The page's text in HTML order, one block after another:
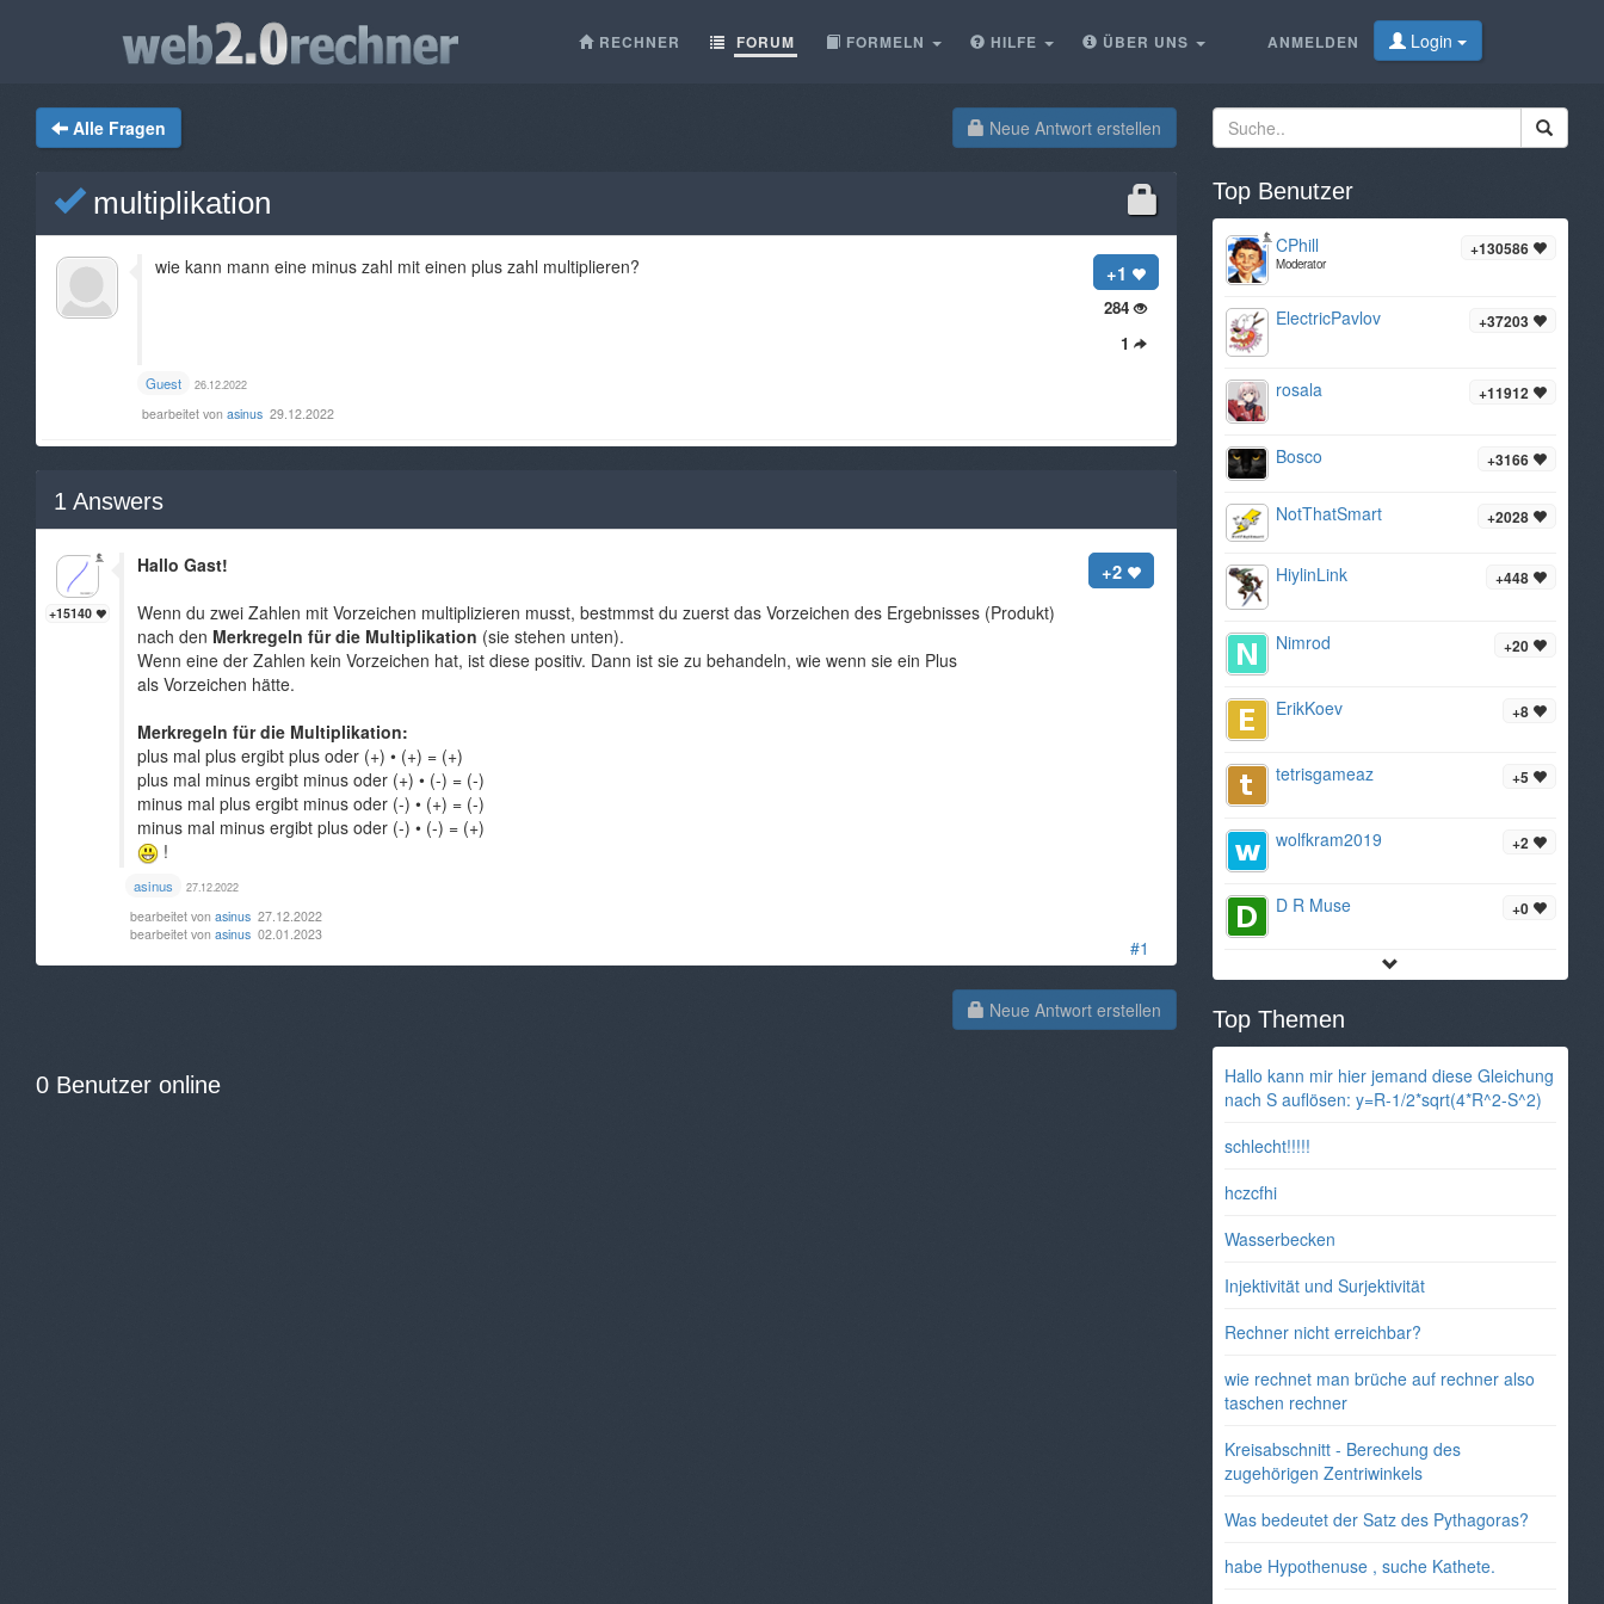
ANMELDEN Login
RECHNER FORUM FORMELN HILFE ÜBER UNS
Neue Antwort erstellen
Alle Fragen
multiplikation
+1
284
1
wie kann mann eine minus zahl mit einen plus zahl multiplieren?
Guest 26.12.2022
bearbeitet von asinus 29.12.2022
1 Answers
#1
+15140
+2
Hallo Gast!
Wenn du zwei Zahlen mit Vorzeichen multiplizieren musst, bestmmst du zuerst das Vorzeichen des Ergebnisses (Produkt)
nach den Merkregeln für die Multiplikation (sie stehen unten).
Wenn eine der Zahlen kein Vorzeichen hat, ist diese positiv. Dann ist sie zu behandeln, wie wenn sie ein Plus
als Vorzeichen hätte.
Merkregeln für die Multiplikation:
plus mal plus ergibt plus oder (+) • (+) = (+)
plus mal minus ergibt minus oder (+) • (-) = (-)
minus mal plus ergibt minus oder (-) • (+) = (-)
minus mal minus ergibt plus oder (-) • (-) = (+)
!
asinus 27.12.2022
bearbeitet von asinus 27.12.2022
bearbeitet von asinus 02.01.2023
Neue Antwort erstellen
0 Benutzer online
Top Benutzer
+130586
CPhill
Moderator
+37203
ElectricPavlov
+11912
rosala
+3166
Bosco
+2028
NotThatSmart
+448
HiylinLink
+20
Nimrod
+8
ErikKoev
+5
tetrisgameaz
+2
wolfkram2019
+0
D R Muse
Top Themen
Hallo kann mir hier jemand diese Gleichung
nach S auflösen: y=R-1/2*sqrt(4*R^2-S^2)
schlecht!!!!!
hczcfhi
Wasserbecken
Injektivität und Surjektivität
Rechner nicht erreichbar?
wie rechnet man brüche auf rechner also
taschen rechner
Kreisabschnitt - Berechung des
zugehörigen Zentriwinkels
Was bedeutet der Satz des Pythagoras?
habe Hypothenuse , suche Kathete.